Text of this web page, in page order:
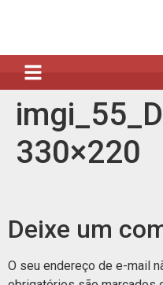
330×220
Deixe um
O seu endereço de e-mail